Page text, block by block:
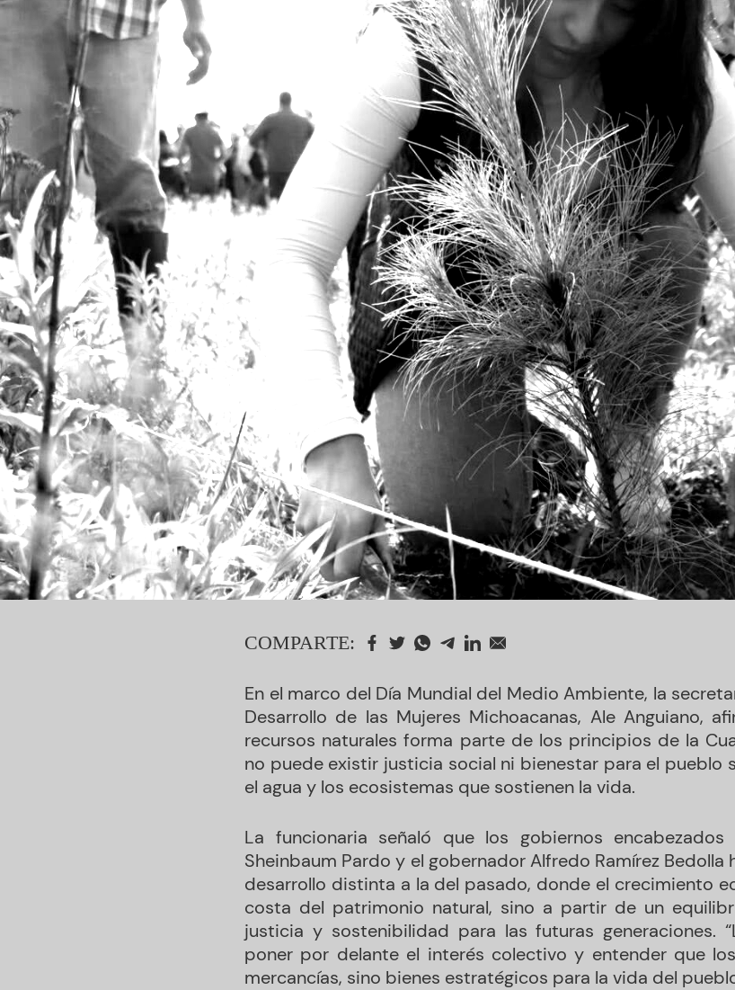
COMPARTE:
En el marco del Día Mundial del Medio Ambiente, la
Desarrollo de las Mujeres Michoacanas, Ale Anguiano,
recursos naturales forma parte de los principios de la
no puede existir justicia social ni bienestar para el pueblo
el agua y los ecosistemas que sostienen la vida.
La funcionaria señaló que los gobiernos
Sheinbaum Pardo y el gobernador Alfredo Ramírez
desarrollo distinta a la del pasado, donde el crecimiento
costa del patrimonio natural, sino a partir de un
justicia y sostenibilidad para las futuras generaciones.
poner por delante el interés colectivo y entender que
mercancías, sino bienes estratégicos para la vida del